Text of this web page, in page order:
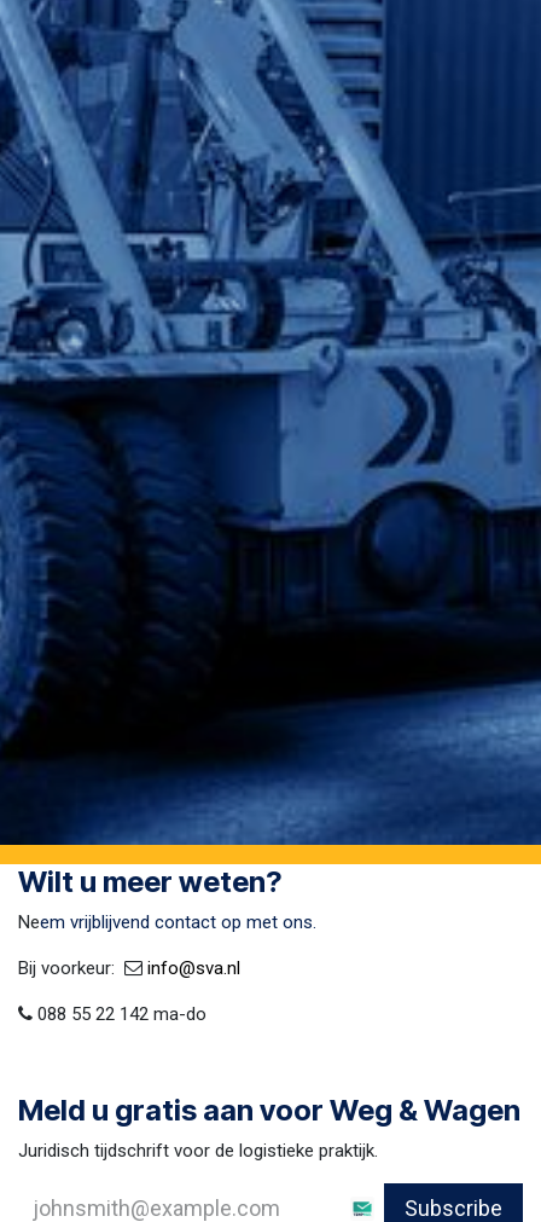
Wilt u meer weten?
Neem vrijblijvend contact op met ons.
Bij voorkeur:​ ​ info@sva​.nl
088 55 22 142 ma-do
Meld u gratis aan voor Weg & Wagen
Juridisch tijdschrift voor de logistieke praktijk.
Subscribe